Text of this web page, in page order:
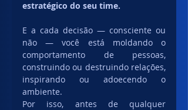
estratégico do seu time.
E a cada decisão — consciente ou
não — você está moldando o
comportamento de pessoas,
construindo ou destruindo relações,
inspirando ou adoecendo o
ambiente.
Por isso, antes de qualquer